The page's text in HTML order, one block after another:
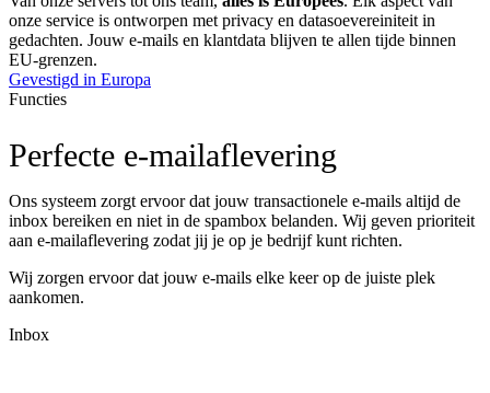
onze service is ontworpen met privacy en datasoevereiniteit in
gedachten. Jouw e-mails en klantdata blijven te allen tijde binnen
EU-grenzen.
Gevestigd in Europa
Functies
Perfecte e-mailaflevering
Ons systeem zorgt ervoor dat jouw transactionele e-mails altijd de
inbox bereiken en niet in de spambox belanden. Wij geven prioriteit
aan e-mailaflevering zodat jij je op je bedrijf kunt richten.
Wij zorgen ervoor dat jouw e-mails elke keer op de juiste plek
aankomen.
Inbox